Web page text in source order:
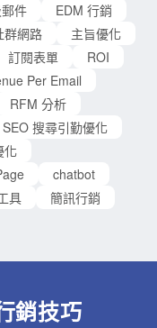
件
EDM 行銷
群網路
主旨優化
訂閱表單
ROI
Per Email
RFM 分析
SEO 搜尋引勤優化
化
chatbot
具
簡訊行銷
銷技巧